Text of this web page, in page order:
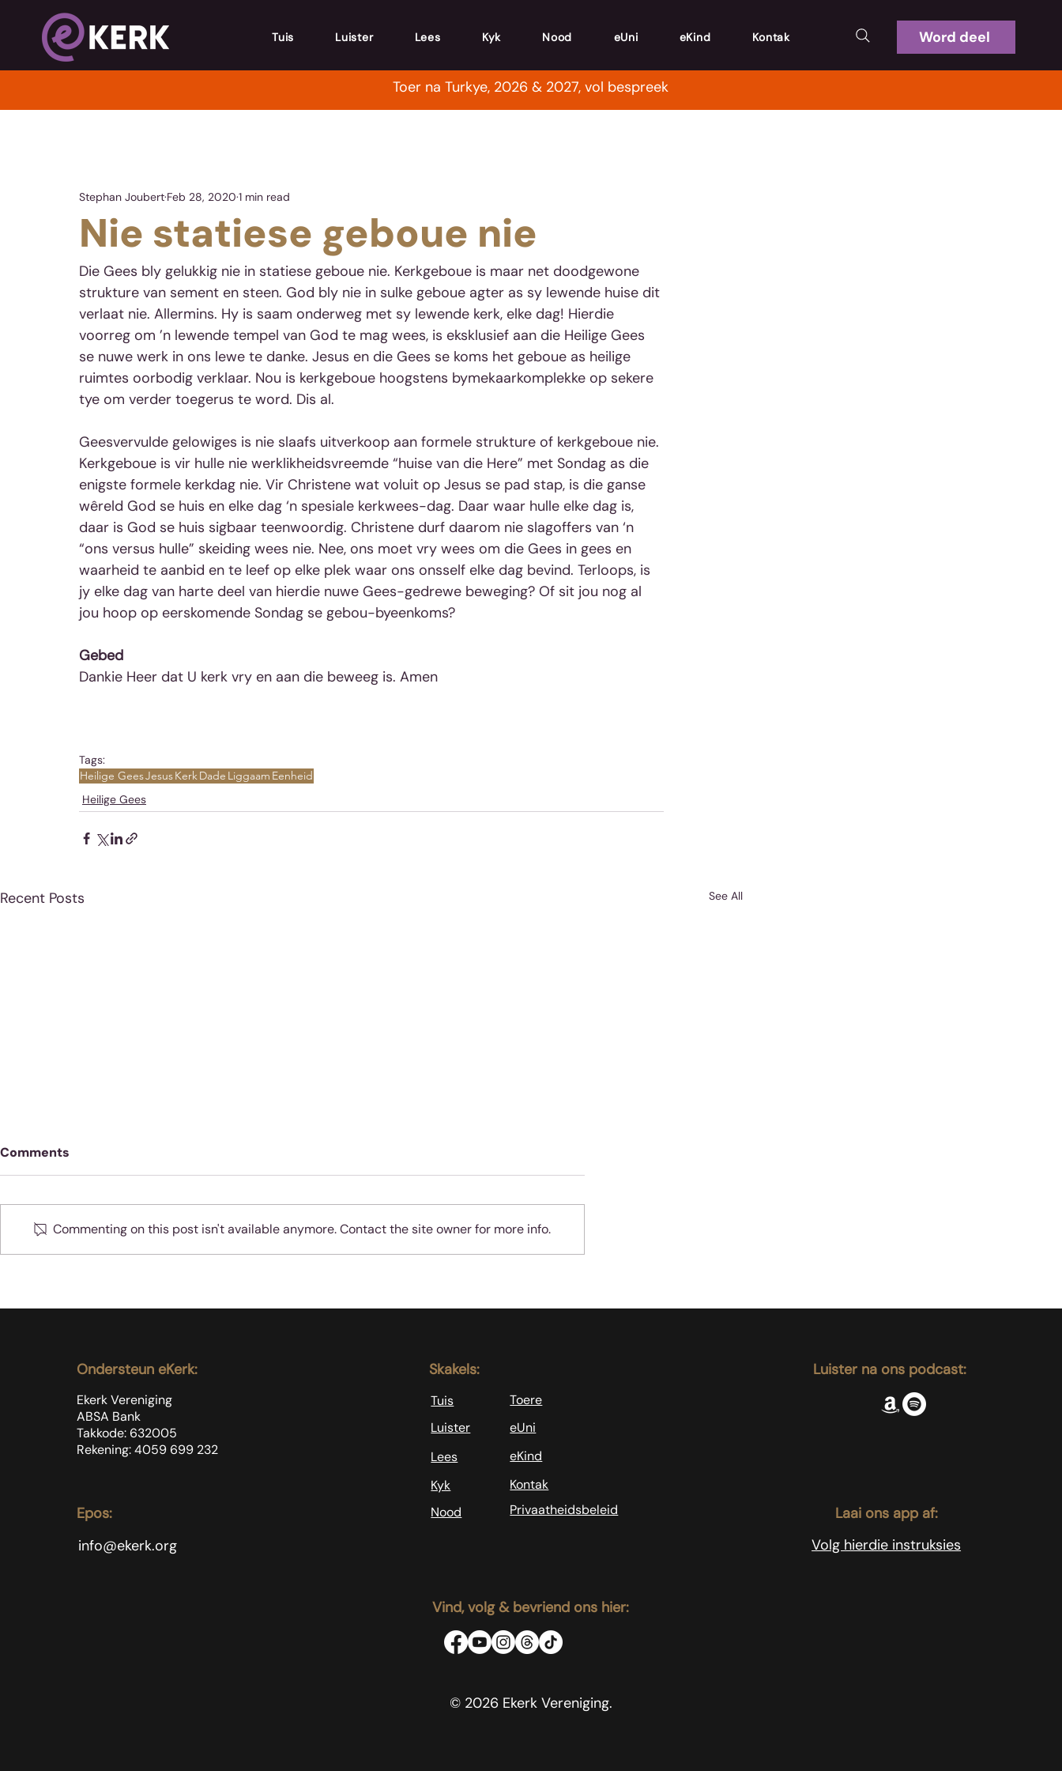
Tuis Luister Lees Kyk Nood eUni eKind Kontak Word deel
Toer na Turkye, 2026 & 2027, vol bespreek
Nie statiese geboue nie
Stephan Joubert Feb 28, 2020 1 min read
Die Gees bly gelukkig nie in statiese geboue nie. Kerkgeboue is maar net doodgewone
strukture van sement en steen. God bly nie in sulke geboue agter as sy lewende huise dit
verlaat nie. Allermins. Hy is saam onderweg met sy lewende kerk, elke dag! Hierdie
voorreg om ’n lewende tempel van God te mag wees, is eksklusief aan die Heilige Gees
se nuwe werk in ons lewe te danke. Jesus en die Gees se koms het geboue as heilige
ruimtes oorbodig verklaar. Nou is kerkgeboue hoogstens bymekaarkomplekke op sekere
tye om verder toegerus te word. Dis al.
Geesvervulde gelowiges is nie slaafs uitverkoop aan formele strukture of kerkgeboue nie.
Kerkgeboue is vir hulle nie werklikheidsvreemde “huise van die Here” met Sondag as die
enigste formele kerkdag nie. Vir Christene wat voluit op Jesus se pad stap, is die ganse
wêreld God se huis en elke dag ‘n spesiale kerkwees-dag. Daar waar hulle elke dag is,
daar is God se huis sigbaar teenwoordig. Christene durf daarom nie slagoffers van ‘n
“ons versus hulle” skeiding wees nie. Nee, ons moet vry wees om die Gees in gees en
waarheid te aanbid en te leef op elke plek waar ons onsself elke dag bevind. Terloops, is
jy elke dag van harte deel van hierdie nuwe Gees-gedrewe beweging? Of sit jou nog al
jou hoop op eerskomende Sondag se gebou-byeenkoms?
Gebed
Dankie Heer dat U kerk vry en aan die beweeg is. Amen
Tags:
Heilige GeesJesusKerkDade Liggaam Eenheid
Heilige Gees
Recent Posts See All
Onskuldig! Ja, jy!
Comments
Commenting on this post isn't available anymore. Contact the site owner for more info.
Ondersteun eKerk:
Ekerk Vereniging
ABSA Bank
Takkode: 632005
Rekening: 4059 699 232
Epos:
info@ekerk.org
Skakels:
Tuis
Toere
Luister
eUni
Lees
eKind
Kyk
Kontak
Nood
Privaatheidsbeleid
Vind, volg & bevriend ons hier:
© 2026 Ekerk Vereniging.
Luister na ons podcast:
Laai ons app af:
Volg hierdie instruksies